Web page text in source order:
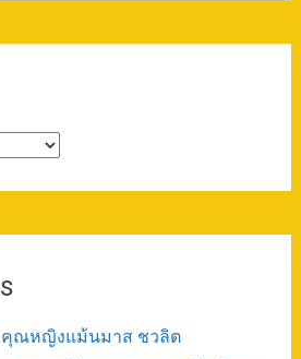
คุณหญิงแม้นมาส ชวลิต